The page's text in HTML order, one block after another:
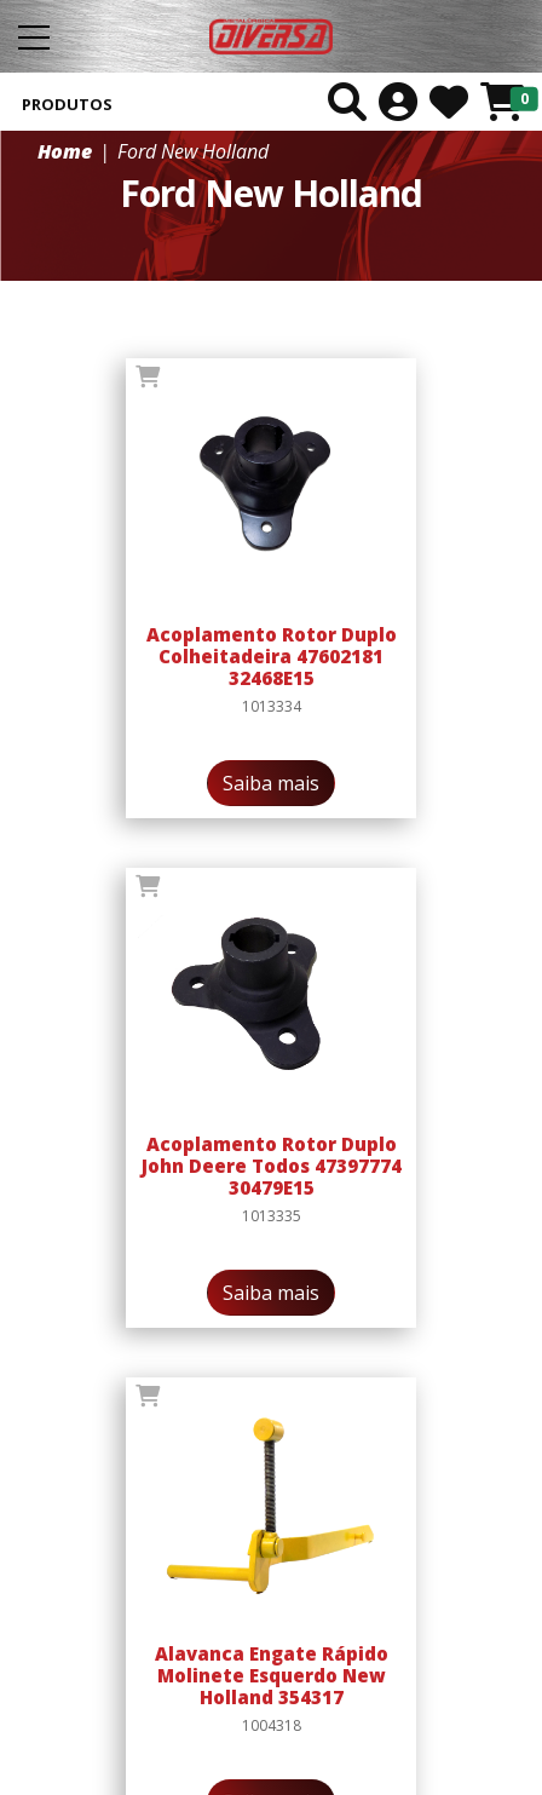
0
PRODUTOS
Home Ford New Holland
Ford New Holland
Acoplamento Rotor Duplo
Colheitadeira 47602181
32468E15
1013334
Saiba mais
Acoplamento Rotor Duplo
John Deere Todos 47397774
30479E15
1013335
Saiba mais
Alavanca Engate Rápido
Molinete Esquerdo New
Holland 354317
1004318